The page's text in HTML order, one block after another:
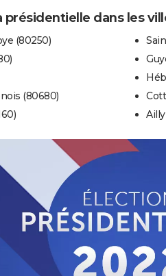
présidentielle dans les
(80250)
(80680)